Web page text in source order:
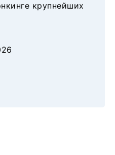
крупнейших